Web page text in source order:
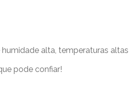
alta, temperaturas altas
pode confiar!